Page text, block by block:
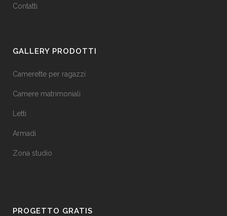
Contatti
GALLERY PRODOTTI
Camerette per ragazzi
Camere matrimoniali
Letti
Armadi
Zona studio
PROGETTO GRATIS